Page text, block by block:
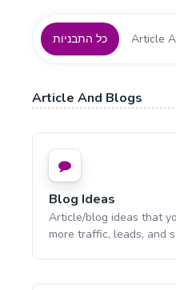
כל התבניות Article
Article And Blogs
Blog Ideas
Article/blog ideas that
more traffic, leads, and